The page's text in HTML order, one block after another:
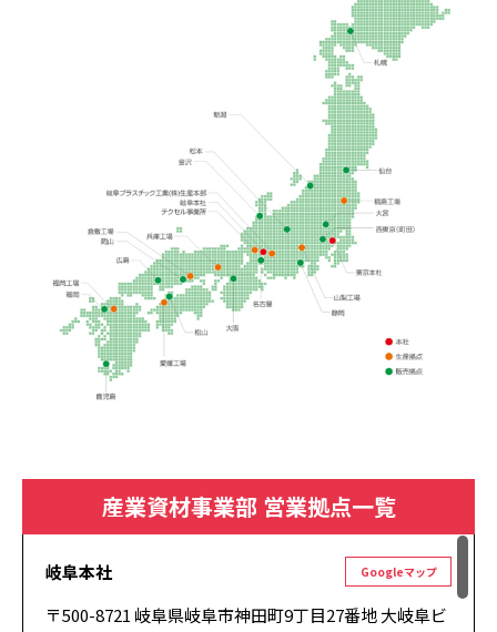
産業資材事業部 営業拠点一覧
岐阜本社
〒500-8721 岐阜県岐阜市神田町9丁目27番地 大岐阜ビ
Googleマップ